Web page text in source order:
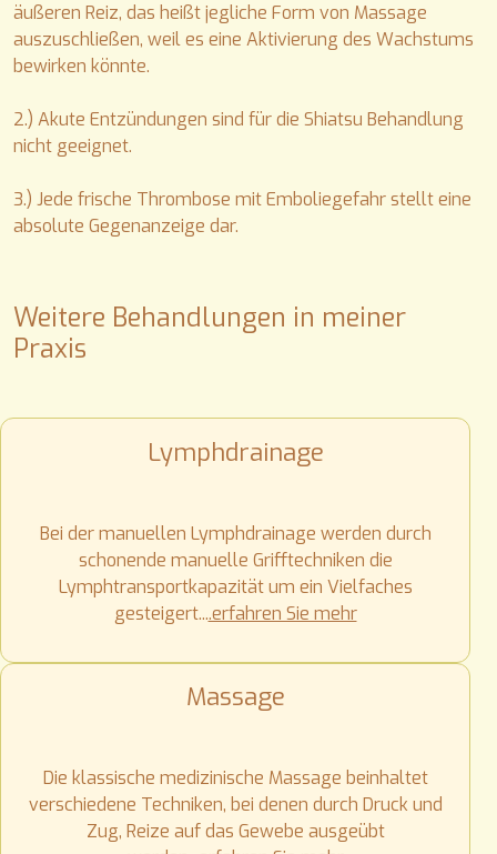
äußeren Reiz, das heißt jegliche Form von Massage
auszuschließen, weil es eine Aktivierung des Wachstums
bewirken könnte.
2.) Akute Entzündungen sind für die Shiatsu Behandlung
nicht geeignet.
3.) Jede frische Thrombose mit Emboliegefahr stellt eine
absolute Gegenanzeige dar.
Weitere Behandlungen in meiner
Praxis
Lymphdrainage
Bei der manuellen Lymphdrainage werden durch
schonende manuelle Grifftechniken die
Lymphtransportkapazität um ein Vielfaches
gesteigert....erfahren Sie mehr
Massage
Die klassische medizinische Massage beinhaltet
verschiedene Techniken, bei denen durch Druck und
Zug, Reize auf das Gewebe ausgeübt